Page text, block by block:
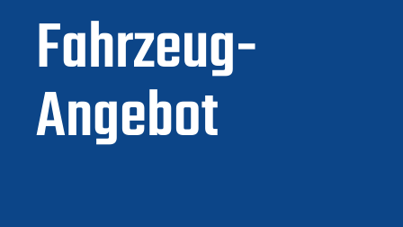
Fahrzeug-
Angebot